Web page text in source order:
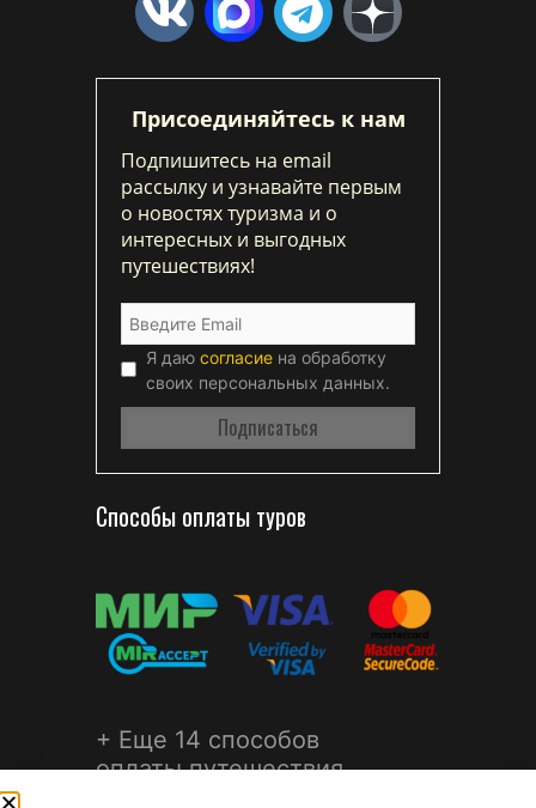
Присоединяйтесь к нам
Подпишитесь на email
рассылку и узнавайте первым
о новостях туризма и о
интересных и выгодных
путешествиях!
Я даю согласие на обработку
своих персональных данных.
Способы оплаты туров
+ Еще 14 способов
оплаты путешествия